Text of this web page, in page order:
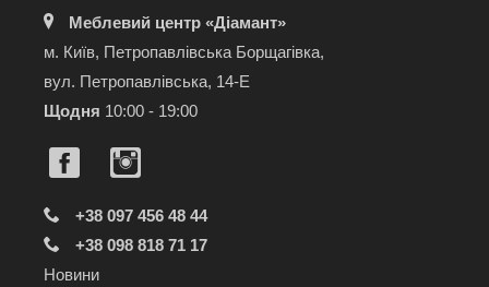
Меблевий центр «Діамант»
м. Київ, Петропавлівська Борщагівка,
вул. Петропавлівська, 14-Е
Щодня 10:00 - 19:00
+38 097 456 48 44
+38 098 818 71 17
Новини